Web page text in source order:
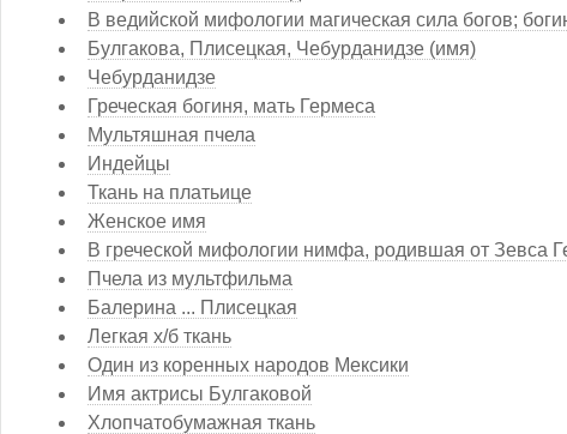
В ведийской мифологии магическая сила богов;
Булгакова, Плисецкая, Чебурданидзе (имя)
Чебурданидзе
Греческая богиня, мать Гермеса
Мультяшная пчела
Индейцы
Ткань на платьице
Женское имя
В греческой мифологии нимфа, родившая от Зевса
Пчела из мультфильма
Балерина ... Плисецкая
Легкая х/б ткань
Один из коренных народов Мексики
Имя актрисы Булгаковой
Хлопчатобумажная ткань